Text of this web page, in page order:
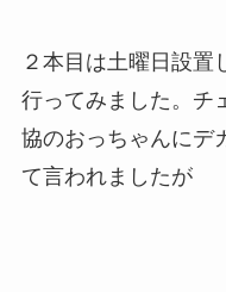
２本目は土曜日設置
行ってみました。チ
協のおっちゃんにデ
て言われましたが